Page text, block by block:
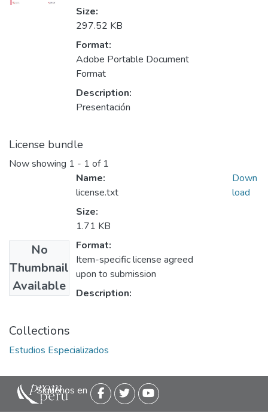
Size:
297.52 KB
Format:
Adobe Portable Document
Format
Description:
Presentación
License bundle
Now showing 1 - 1 of 1
No
Thumbnail
Available
Name:
license.txt
Size:
1.71 KB
Format:
Item-specific license agreed
upon to submission
Description:
Down
load
Collections
Estudios Especializados
Siguenos en